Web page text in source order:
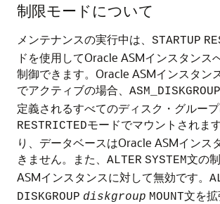
制限モードについて
メンテナンスの実行中は、 STARTUP
ドを使用してOracle ASMインスタンス
制御できます。Oracle ASMインスタン
でアクティブの場合、
定義されるすべてのディスク・グルー
RESTRICTEDモードでマウントされま
り、データベースはOracle ASMインス
きません。また、 ALTER SYSTEM文の
ASMインスタンスに対して無効です。
DISKGROUP diskgroup MOUNT文を拡